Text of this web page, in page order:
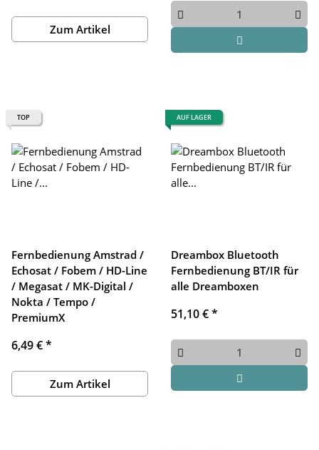
Zum Artikel
TOP
Fernbedienung Amstrad /
Echosat / Fobem / HD-Line
/ Megasat / MK-Digital /
Nokta / Tempo /
PremiumX
6,49 €*
Zum Artikel
AUF LAGER
Dreambox Bluetooth
Fernbedienung BT/IR für
alle Dreamboxen
51,10 €*